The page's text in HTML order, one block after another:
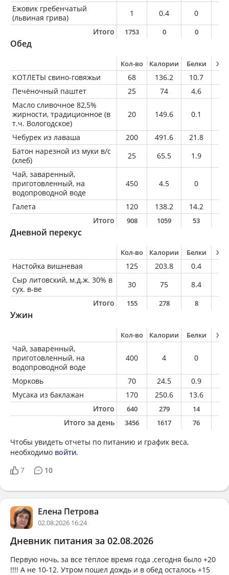
Ежовик гребенчатый
(львиная грива)
1 0.4 0
Итого
1753 0 0
Обед
Кол-во Калории Белки
КОТЛЕТЫ свино-говяжьи 68 136.2 10.7
Печёночный паштет
25 74 4.6
Масло сливочное 82,5%
жирности, традиционное (в
т.ч. Вологодское)
20 149.6 0.1
Чебурек из лаваша 200 491.6 21.8
Батон нарезной из муки в/с
(хлеб)
25 65.5 1.9
Чай, заваренный,
приготовленный, на
водопроводной воде
450 4.5 0
Галета 120 138.2 14.2
Итого
908 1059 53
Дневной перекус
Кол-во Калории Белки
Настойка вишневая 125 203.8 0.4
Сыр литовский, м.д.ж. 30% в
сух. в-ве
30 75 8.4
Итого
155 278 8
Ужин
Кол-во Калории Белки
Чай, заваренный,
приготовленный, на
водопроводной воде
400 4 0
Морковь 70 24.5 0.9
Мусака из баклажан
170 250.6 13.6
Итого
640 279 14
Итого за день 3456 1617 76
Чтобы увидеть отчеты по питанию и график веса,
необходимо войти.
7
10
Елена Петрова
02.08.2026 16:24
Дневник питания за 02.08.2026
Первую ночь, за все тёплое время года ,сегодня было +20
!!!! А не 10-12. Утром пошел дождь и в обед осталось +15